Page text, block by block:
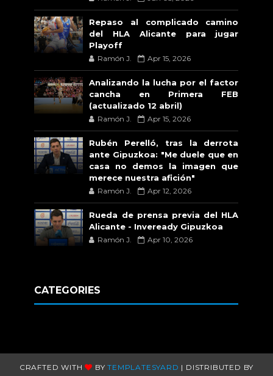
Repaso al complicado camino
del HLA Alicante para jugar
Playoff
Ramón J. Apr 15, 2026
Analizando la lucha por el factor
cancha en Primera FEB
(actualizado 12 abril)
Ramón J. Apr 15, 2026
Rubén Perelló, tras la derrota
ante Gipuzkoa: "Me duele que en
casa no demos la imagen que
merece nuestra afición"
Ramón J. Apr 12, 2026
Rueda de prensa previa del HLA
Alicante - Inveready Gipuzkoa
Ramón J. Apr 10, 2026
CATEGORIES
CRAFTED WITH BYTEMPLATESYARD | DISTRIBUTED BY